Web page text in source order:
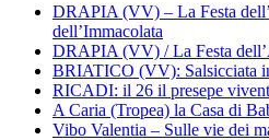
DRAPIA (VV) – La Festa
dell’Immacolata
DRAPIA (VV) / La Festa
BRIATICO (VV): Salsicciata
RICADI: il 26 il presepe
A Caria (Tropea) la Casa di
Vibo Valentia – Sulle vie dei